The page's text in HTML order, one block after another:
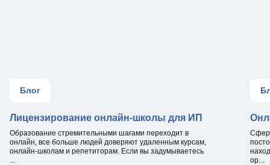
Блог
Лицензирование онлайн-школы для ИП
Образование стремительными шагами переходит в
онлайн, все больше людей доверяют удаленным курсам,
онлайн-школам и репетиторам. Если вы задумываетесь
...
ор...